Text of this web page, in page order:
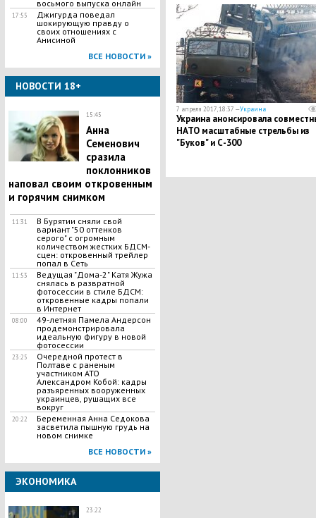
восьмого выпуска онлайн
17:55
Джигурда поведал
шокирующую правду о
своих отношениях с
Анисиной
ВСЕ НОВОСТИ »
НОВОСТИ 18+
15:45
Анна
Семенович
сразила
поклонников
наповал своим откровенным
и горячим снимком
11:31
В Бурятии сняли свой
вариант "50 оттенков
серого" с огромным
количеством жестких БДСМ-
сцен: откровенный трейлер
попал в Сеть
11:53
Ведущая "Дома-2" Катя Жужа
снялась в развратной
фотосессии в стиле БДСМ:
откровенные кадры попали
в Интернет
08:00
49-летняя Памела Андерсон
продемонстрировала
идеальную фигуру в новой
фотосессии
23:25
​Очередной протест в
Полтаве с раненым
участником АТО
Александром Кобой: кадры
разъяренных вооруженных
украинцев, рушащих все
вокруг
20:22
Беременная Анна Седокова
засветила пышную грудь на
новом снимке
ВСЕ НОВОСТИ »
ЭКОНОМИКА
23:22
нелегитимность
7 апреля 2017, 18:37 —Украина
Украина анонсировала
НАТО масштабные стрельбы из
"Буков" и С-300